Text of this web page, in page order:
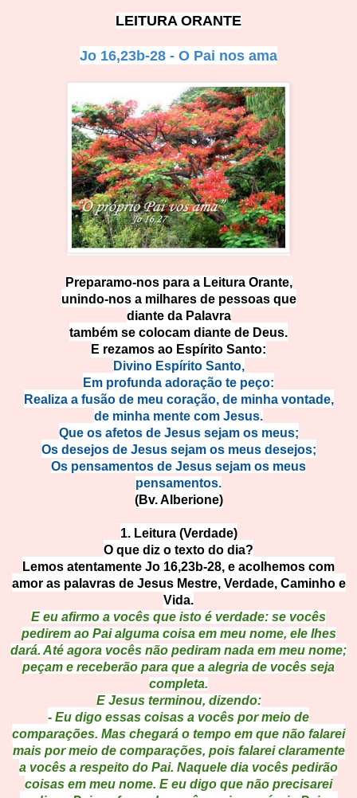
LEITURA ORANTE
Jo 16,23b-28 - O Pai nos ama
Preparamo-nos para a Leitura Orante,
unindo-nos a milhares de pessoas que
diante da Palavra
também se colocam diante de Deus.
E rezamos ao Espírito Santo:
Divino Espírito Santo,
Em profunda adoração te peço:
Realiza a fusão de meu coração, de minha vontade,
de minha mente com Jesus.
Que os afetos de Jesus sejam os meus;
Os desejos de Jesus sejam os meus desejos;
Os pensamentos de Jesus sejam os meus
pensamentos.
(Bv. Alberione)
1. Leitura (Verdade)
O que diz o texto do dia?
Lemos atentamente Jo 16,23b-28, e acolhemos com
amor as palavras de Jesus Mestre, Verdade, Caminho e
Vida.
E eu afirmo a vocês que isto é verdade: se vocês
pedirem ao Pai alguma coisa em meu nome, ele lhes
dará. Até agora vocês não pediram nada em meu nome;
peçam e receberão para que a alegria de vocês seja
completa.
E Jesus terminou, dizendo:
- Eu digo essas coisas a vocês por meio de
comparações. Mas chegará o tempo em que não falarei
mais por meio de comparações, pois falarei claramente
a vocês a respeito do Pai. Naquele dia vocês pedirão
coisas em meu nome. E eu digo que não precisarei